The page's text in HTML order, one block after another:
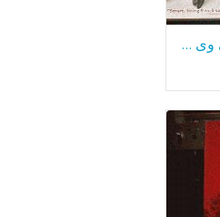
دفتر سری کامل 1 2 دی وی دی تمیز مانند-نسخه جدید آمریکا